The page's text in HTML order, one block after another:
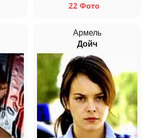
22 Фото
Армель
Дойч